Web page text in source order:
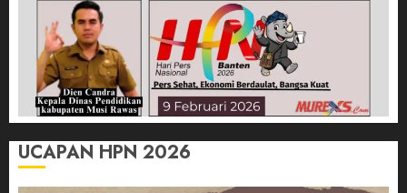
UCAPAN HPN 2026